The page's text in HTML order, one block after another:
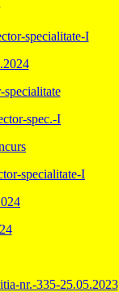
specialitate-I
spec.-I
specialitate-I
nr.-335-25.05.2023